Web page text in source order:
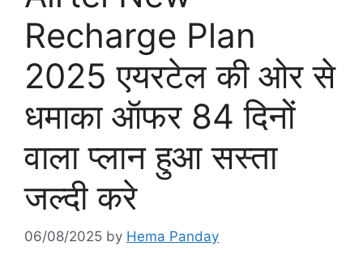
Recharge Plan
2025 एयरटेल की ओर से
धमाका ऑफर 84 दिनों
वाला प्लान हुआ सस्ता
जल्दी करे
06/08/2025 by Hema Panday